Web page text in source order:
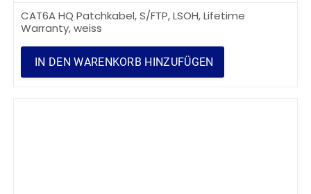
CAT6A HQ Patchkabel, S/FTP, LSOH, Lifetime
Warranty, weiss
IN DEN WARENKORB HINZUFÜGEN